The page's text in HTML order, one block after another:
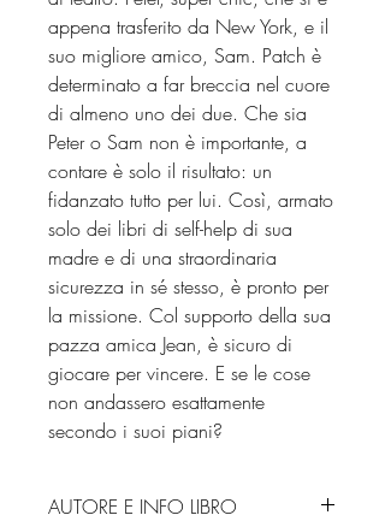
appena trasferito da New York, e il
suo migliore amico, Sam. Patch è
determinato a far breccia nel cuore
di almeno uno dei due. Che sia
Peter o Sam non è importante, a
contare è solo il risultato: un
fidanzato tutto per lui. Così, armato
solo dei libri di self-help di sua
madre e di una straordinaria
sicurezza in sé stesso, è pronto per
la missione. Col supporto della sua
pazza amica Jean, è sicuro di
giocare per vincere. E se le cose
non andassero esattamente
secondo i suoi piani?
AUTORE E INFO LIBRO